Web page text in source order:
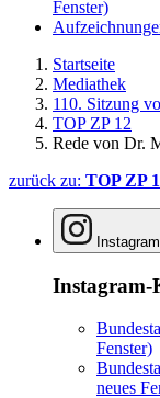
Fenster)
Startseite
Mediathek
110. Sitzung
TOP ZP 12
Rede von Dr.
zurück zu: TOP ZP
Instagram
Instagram-
Fenster)
neues